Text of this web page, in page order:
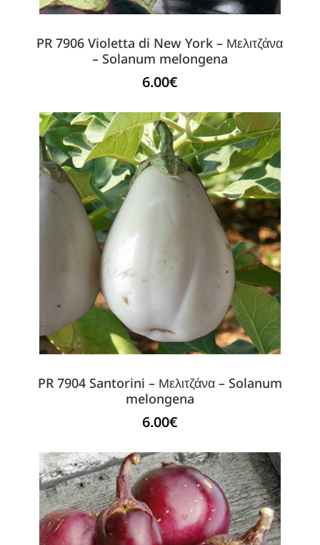
PR 7906 Violetta di New York – Μελιτζάνα
– Solanum melongena
6.00€
PR 7904 Santorini – Μελιτζάνα – Solanum
melongena
6.00€